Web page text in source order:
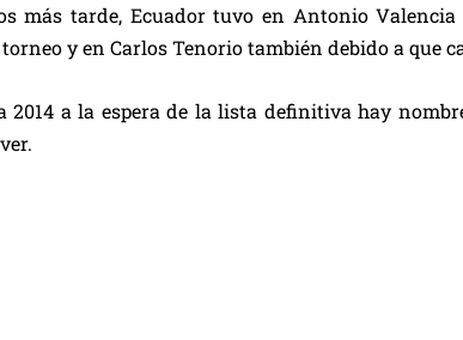
más tarde, Ecuador tuvo en Antonio
y en Carlos Tenorio también debido a que
2014 a la espera de la lista definitiva hay